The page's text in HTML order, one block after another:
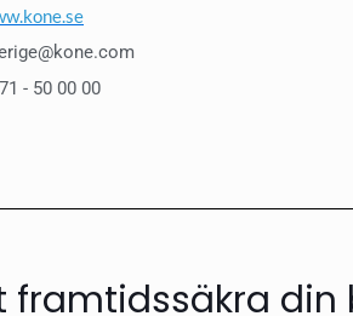
- 50 00 00
framtidssäkra